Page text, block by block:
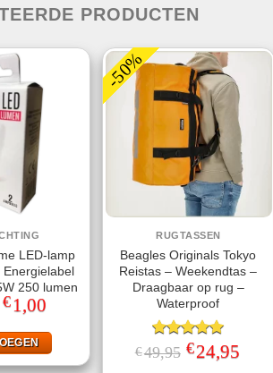
PRODUCTEN
LED-lamp
Energielabel
250 lumen
Oorspronkelijke
prijs
€4,99.
€ 1,00Huidige
€1,00.
-50%
RUGTASSEN
Beagles Originals Tokyo
Reistas – Weekendtas –
Draagbaar op rug –
Waterproof
Gewaardeerd
5.00uit 5
€49,95 Oorspronkelijke
prijs
€24,95